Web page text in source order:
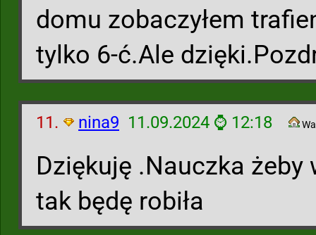
domu zobaczyłem
tylko 6-ć.Ale
11. nina9 11.09.2024 ⌚ 12:18
Dziękuję .Nauczka żeby
tak będę robiła